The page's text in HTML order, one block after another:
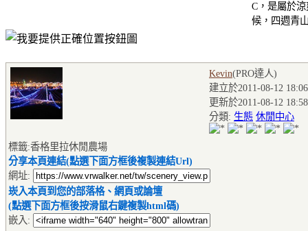
C，是屬於
候，四週青
Kevin(PRO達人)
建立於2011-08-12
更新於2011-08-12
分類: 生態 休閒中心
標籤:香格里拉休閒農場
分享本頁連結(點選下面方框後複製連結Url)
網址:
崁入本頁到您的部落格、網頁或論壇
(點選下面方框後按滑鼠右鍵複製html碼)
嵌入: